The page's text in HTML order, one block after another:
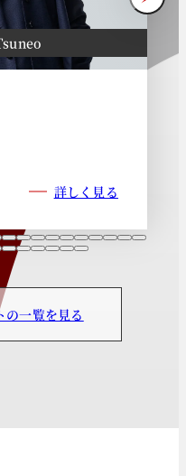
詳しく見る
一覧を見る